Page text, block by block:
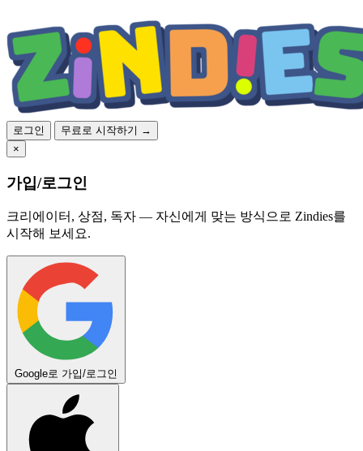
로그인
무료로 시작하기 →
×
가입/로그인
크리에이터, 상점, 독자 — 자신에게 맞는 방식으로 Zindies를
시작해 보세요.
Google로 가입/로그인